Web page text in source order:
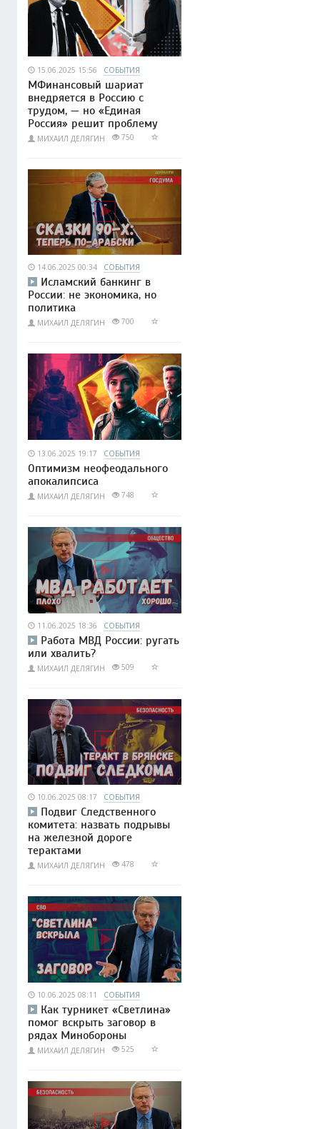
15.06.2025 15:56 СОБЫТИЯ
МФинансовый шариат
внедряется в Россию с
трудом, — но «Единая
Россия» решит проблему
МИХАИЛ ДЕЛЯГИН 750
14.06.2025 00:34 СОБЫТИЯ
Исламский банкинг в
России: не экономика, но
политика
МИХАИЛ ДЕЛЯГИН 700
13.06.2025 19:17 СОБЫТИЯ
Оптимизм неофеодального
апокалипсиса
МИХАИЛ ДЕЛЯГИН 748
11.06.2025 18:36 СОБЫТИЯ
Работа МВД России: ругать
или хвалить?
МИХАИЛ ДЕЛЯГИН 509
10.06.2025 08:17 СОБЫТИЯ
Подвиг Следственного
комитета: назвать подрывы
на железной дороге
терактами
МИХАИЛ ДЕЛЯГИН 478
10.06.2025 08:11 СОБЫТИЯ
Как турникет «Светлина»
помог вскрыть заговор в
рядах Минобороны
МИХАИЛ ДЕЛЯГИН 525